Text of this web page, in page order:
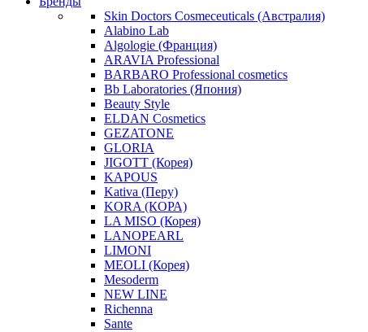
Skin Doctors Cosmeceuticals (Австралия)
Alabino Lab
Algologie (Франция)
ARAVIA Professional
BARBARO Professional cosmetics
Bb Laboratories (Япония)
Beauty Style
ELDAN Cosmetics
GEZATONE
GLORIA
JIGOTT (Корея)
KAPOUS
Kativa (Перу)
KORA (КОРА)
LA MISO (Корея)
LANOPEARL
LIMONI
MEOLI (Корея)
Mesoderm
NEW LINE
Richenna
Sante